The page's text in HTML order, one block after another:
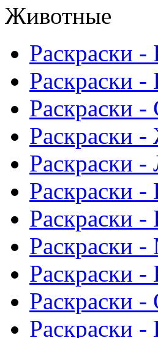
Животные
Раскраски -
Раскраски
Раскраски -
Раскраски
Раскраски
Раскраски
Раскраски
Раскраски
Раскраски
Раскраски -
Раскраски